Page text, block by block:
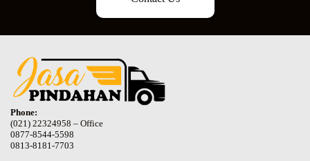
Phone:
(021) 22324958 – Office
0877-8544-5598
0813-8181-7703